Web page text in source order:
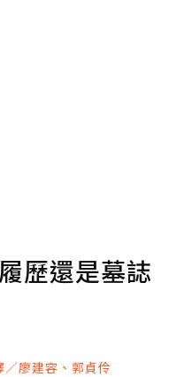
歷還是墓誌
廖建容、郭貞伶